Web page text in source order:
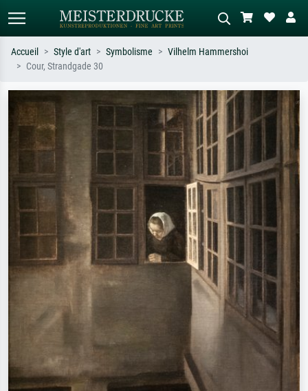
Recherchez par artiste, titre ou style –
impressionnisme, vague de Hokusai,
Décrivez la scène – ex. prairie verte,
abstrait avec beaucoup de rouge,
tableau sombre, nu debout près d'un
arbre.
Accueil Style d'art Symbolisme
Vilhelm Hammershoi
Cour, Strandgade 30